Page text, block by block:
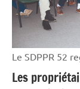
Le SDPPR 52
Les